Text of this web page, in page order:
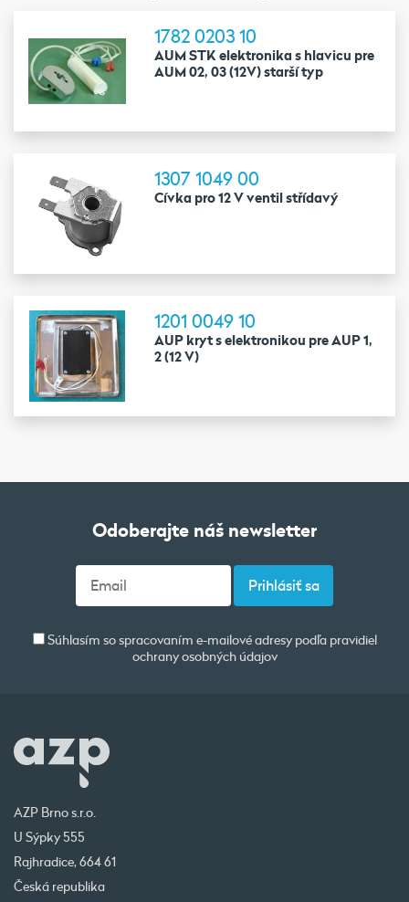
1782 0203 10
AUM STK elektronika s hlavicu pre
AUM 02, 03 (12V) starší typ
1307 1049 00
Cívka pro 12 V ventil střídavý
1201 0049 10
AUP kryt s elektronikou pre AUP 1,
2 (12 V)
Odoberajte náš newsletter
Súhlasím so spracovaním e-mailové adresy podľa pravidiel
ochrany osobných údajov
AZP Brno s.r.o.
U Sýpky 555
Rajhradice, 664 61
Česká republika